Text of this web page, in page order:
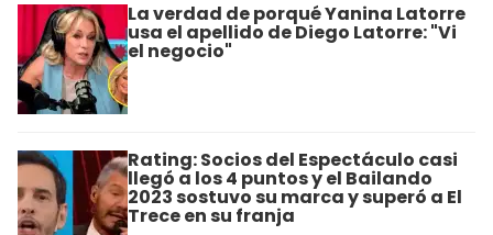
La verdad de porqué Yanina Latorre
usa el apellido de Diego Latorre: "Vi
el negocio"
Rating: Socios del Espectáculo casi
llegó a los 4 puntos y el Bailando
2023 sostuvo su marca y superó a El
Trece en su franja